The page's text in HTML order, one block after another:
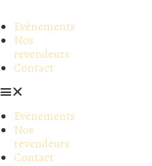
Evènements
Nos
revendeurs
Contact
Evènements
Nos
revendeurs
Contact